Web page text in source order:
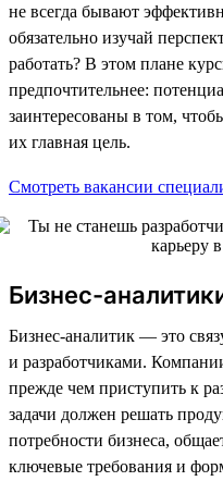
не всегда бывают
обязательно изучай
работать? В этом плане
предпочтительнее:
заинтересованы в том,
их главная цель.
Смотреть вакансии
Бизнес-
Бизнес-аналитик — это
и разработчиками.
прежде чем приступить к
задачи должен решать
потребности бизнеса,
ключевые требования и